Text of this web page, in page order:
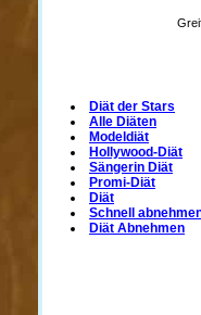
Diät der Stars
Alle Diäten
Modeldiät
Hollywood-Diät
Sängerin Diät
Promi-Diät
Diät
Schnell
Diät Abnehmen